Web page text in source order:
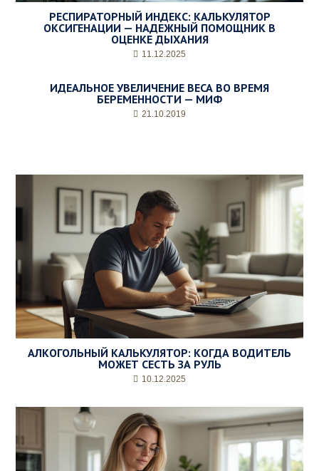
РЕСПИРАТОРНЫЙ ИНДЕКС: КАЛЬКУЛЯТОР
ОКСИГЕНАЦИИ — НАДЕЖНЫЙ ПОМОЩНИК В
ОЦЕНКЕ ДЫХАНИЯ
11.12.2025
ИДЕАЛЬНОЕ УВЕЛИЧЕНИЕ ВЕСА ВО ВРЕМЯ
БЕРЕМЕННОСТИ — МИФ
21.10.2019
АЛКОГОЛЬНЫЙ КАЛЬКУЛЯТОР: КОГДА ВОДИТЕЛЬ
МОЖЕТ СЕСТЬ ЗА РУЛЬ
10.12.2025